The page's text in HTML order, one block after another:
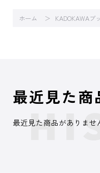
ホーム KADOKAWAブ
最近見た商
最近見た商品がありませ